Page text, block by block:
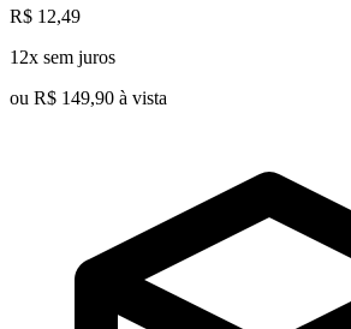
R$ 12,49
12x sem juros
ou R$ 149,90 à vista